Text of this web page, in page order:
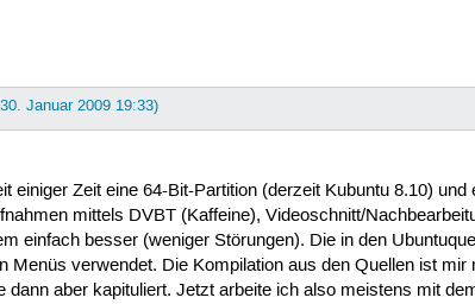
Januar 2009 19:33)
einiger Zeit eine 64-Bit-Partition (derzeit Kubuntu 8.10)
mittels DVBT (Kaffeine), Videoschnitt/
einfach besser (weniger Störungen). Die in den
Menüs verwendet. Die Kompilation aus den Quellen ist
dann aber kapituliert. Jetzt arbeite ich also meistens mit